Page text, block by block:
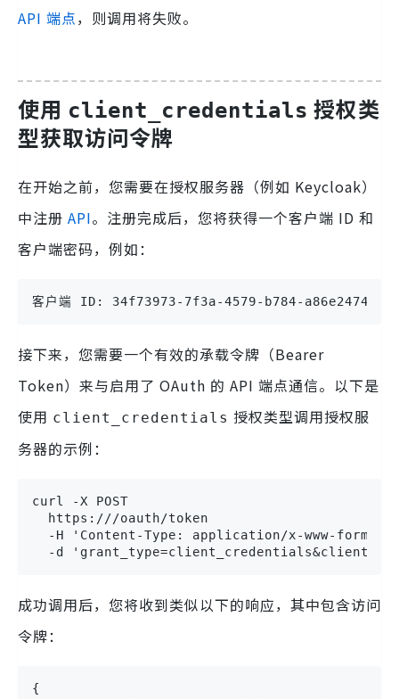
API 端点，则调用将失败。
使用 client_credentials 授权类
型获取访问令牌
在开始之前，您需要在授权服务器（例如 Keycloak）
中注册 API。注册完成后，您将获得一个客户端 ID 和
客户端密码，例如：
客户端 ID: 34f73973-7f3a-4579-b784-
接下来，您需要一个有效的承载令牌（Bearer
Token）来与启用了 OAuth 的 API 端点通信。以下是
使用 client_credentials 授权类型调用授权服
务器的示例：
curl -X POST
  https:///oauth/token
-H 'Content-Type: application/x-www-form-
-d
成功调用后，您将收到类似以下的响应，其中包含访问
令牌：
{